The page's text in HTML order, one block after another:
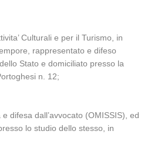
Culturali e per il Turismo, in
rappresentato e difeso
Stato e domiciliato presso la
n. 12;
difesa dall’avvocato (OMISSIS), ed
lo studio dello stesso, in